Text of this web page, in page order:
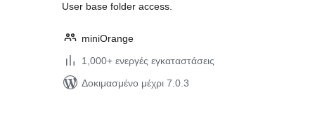
User base folder access.
miniOrange
1,000+ ενεργές εγκαταστάσεις
Δοκιμασμένο μέχρι 7.0.3